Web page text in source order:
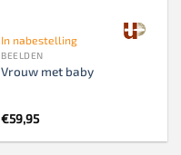
In nabestelling
BEELDEN
Vrouw met baby
€59,95